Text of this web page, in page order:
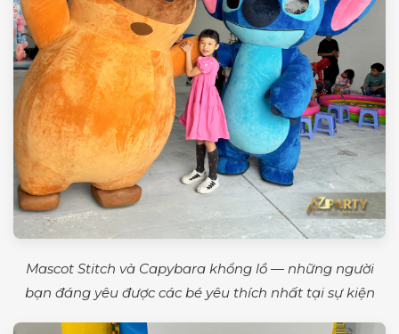
Mascot Stitch và Capybara khổng lồ — những người
bạn đáng yêu được các bé yêu thích nhất tại sự kiện